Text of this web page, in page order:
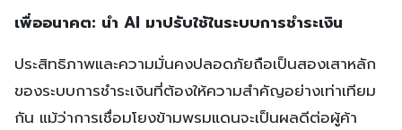
เพื่ออนาคต: นำ AI มาปรับใช้ในระบบการชำระเงิน
ประสิทธิภาพและความมั่นคงปลอดภัยถือเป็นสองเสาหลัก
ของระบบการชำระเงินที่ต้องให้ความสำคัญอย่างเท่าเทียม
กัน แม้ว่าการเชื่อมโยงข้ามพรมแดนจะเป็นผลดีต่อผู้ค้า